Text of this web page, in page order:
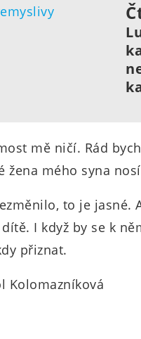
mě ničí. Rád
žena mého syna
to je jasné.
I když by se k
přiznat.
Kolomazníková